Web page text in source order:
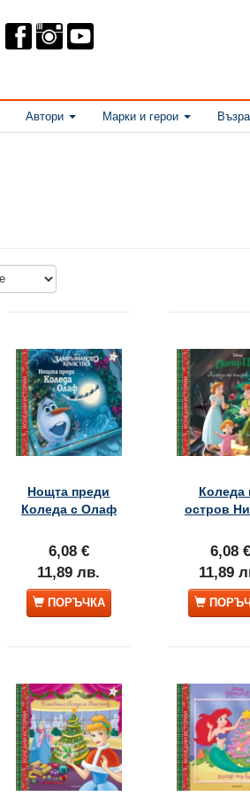
Автори Марки и герои
Нощта преди
Коледа с Олаф
6,08 €
11,89 лв.
ПОРЪЧКА
Коледа
остров
6,08 €
11,89